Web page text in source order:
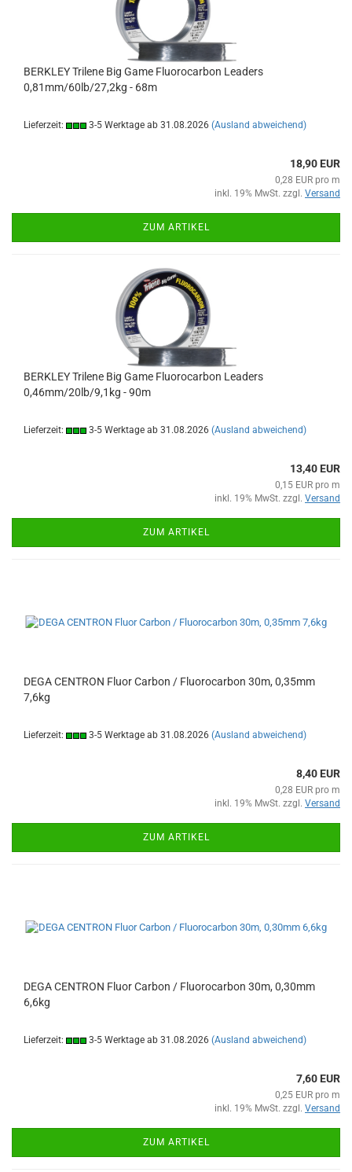
BERKLEY Trilene Big Game Fluorocarbon Leaders
0,81mm/60lb/27,2kg - 68m
Lieferzeit: 3-5 Werktage ab 31.08.2026 (Ausland abweichend)
18,90 EUR
0,28 EUR pro m
inkl. 19% MwSt. zzgl. Versand
ZUM ARTIKEL
BERKLEY Trilene Big Game Fluorocarbon Leaders
0,46mm/20lb/9,1kg - 90m
Lieferzeit: 3-5 Werktage ab 31.08.2026 (Ausland abweichend)
13,40 EUR
0,15 EUR pro m
inkl. 19% MwSt. zzgl. Versand
ZUM ARTIKEL
DEGA CENTRON Fluor Carbon / Fluorocarbon 30m, 0,35mm
7,6kg
Lieferzeit: 3-5 Werktage ab 31.08.2026 (Ausland abweichend)
8,40 EUR
0,28 EUR pro m
inkl. 19% MwSt. zzgl. Versand
ZUM ARTIKEL
DEGA CENTRON Fluor Carbon / Fluorocarbon 30m, 0,30mm
6,6kg
Lieferzeit: 3-5 Werktage ab 31.08.2026 (Ausland abweichend)
7,60 EUR
0,25 EUR pro m
inkl. 19% MwSt. zzgl. Versand
ZUM ARTIKEL